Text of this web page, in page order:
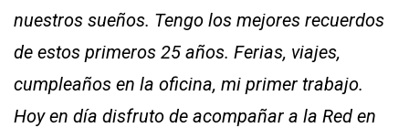
nuestros sueños. Tengo los mejores recuerdos
de estos primeros 25 años. Ferias, viajes,
cumpleaños en la oficina, mi primer trabajo.
Hoy en día disfruto de acompañar a la Red en